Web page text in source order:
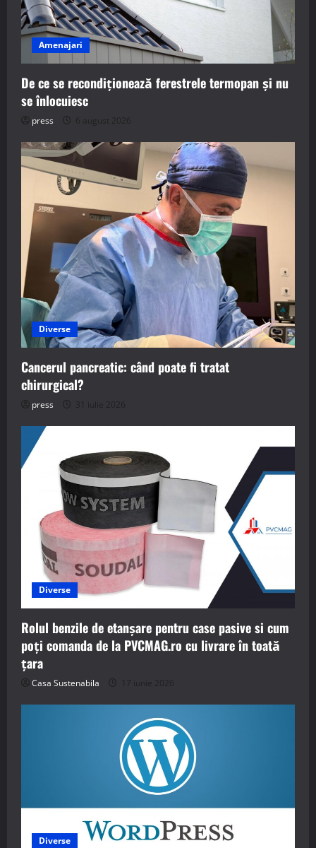
Amenajari
De ce se recondiționează ferestrele termopan și nu
se înlocuiesc
press 6 august 2026
Diverse
Cancerul pancreatic: când poate fi tratat
chirurgical?
press 31 iulie 2026
Diverse
Rolul benzile de etanșare pentru case pasive si cum
poți comanda de la PVCMAG.ro cu livrare în toată
țara
Casa Sustenabila 17 iunie 2026
Diverse